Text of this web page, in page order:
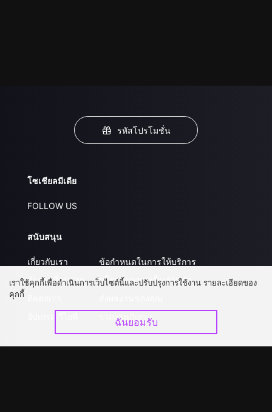
รหัสโปรโมชั่น
โซเชียลมีเดีย
FOLLOW US
สนับสนุน
เกี่ยวกับเรา
คำถามที่พบบ่อย
ข้อกำหนดในการให้บริการ
นโยบายความเป็นส่วนตัว
ร่วมงานกับเรา
เราใช้คุกกี้เพื่อดำเนินการเว็บไซต์นี้และปรับปรุงการใช้งาน รายละเอียดของ
คุกกี้
ฉันยอมรับ